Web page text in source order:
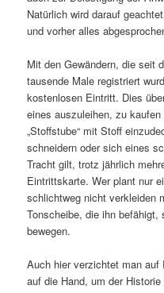
Natürlich wird darauf
und vorher alles
Mit den Gewändern, die seit
tausende Male registriert
kostenlosen Eintritt. Dies
eines auszuleihen, zu
„Stoffstube“ mit Stoff
schneidern oder sich eines
Tracht gilt, trotz jährlich
Eintrittskarte. Wer plant nur
schlichtweg nicht verkleiden
Tonscheibe, die ihn
bewegen.
Auch hier verzichtet man auf
auf die Hand, um der